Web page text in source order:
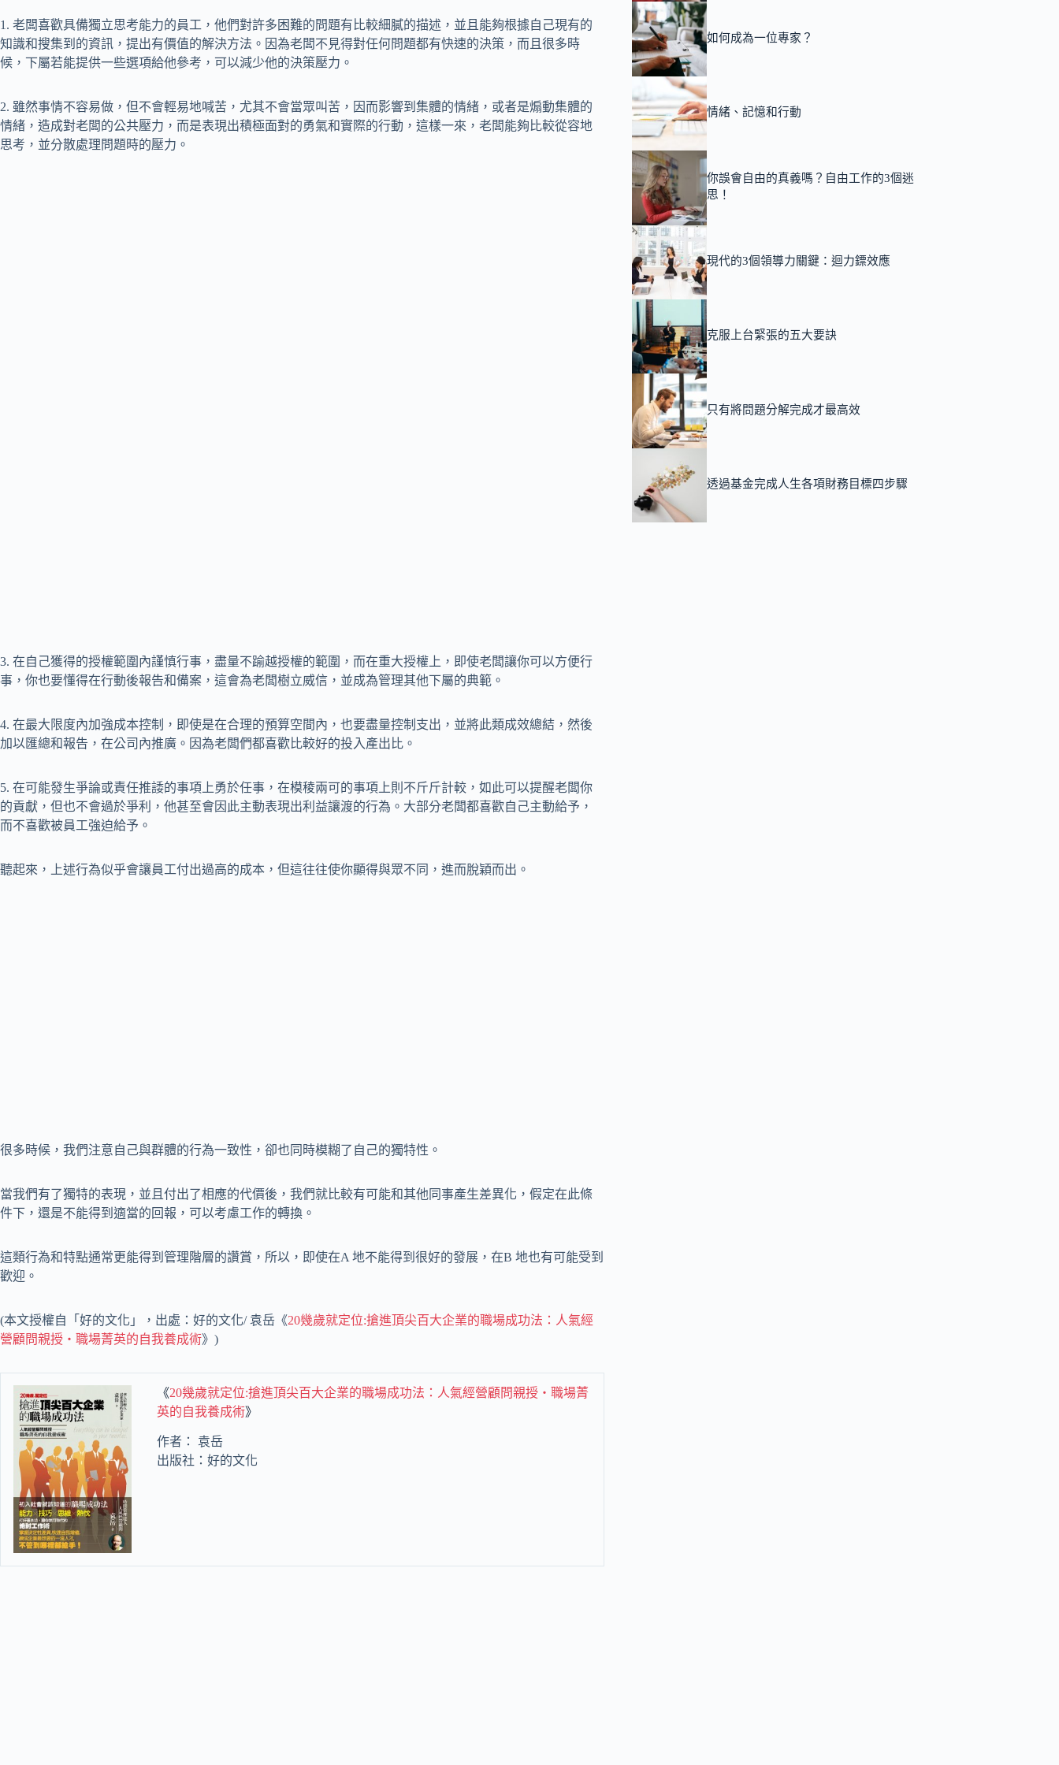
1. 老闆喜歡具備獨立思考能力的員工，他們對許多困難的問題有比較細膩的描述，並且能夠根據自己現有的
知識和搜集到的資訊，提出有價值的解決方法。因為老闆不見得對任何問題都有快速的決策，而且很多時
候，下屬若能提供一些選項給他參考，可以減少他的決策壓力。
2. 雖然事情不容易做，但不會輕易地喊苦，尤其不會當眾叫苦，因而影響到集體的情緒，或者是煽動集體的
情緒，造成對老闆的公共壓力，而是表現出積極面對的勇氣和實際的行動，這樣一來，老闆能夠比較從容地
思考，並分散處理問題時的壓力。
3. 在自己獲得的授權範圍內謹慎行事，盡量不踰越授權的範圍，而在重大授權上，即使老闆讓你可以方便行
事，你也要懂得在行動後報告和備案，這會為老闆樹立威信，並成為管理其他下屬的典範。
4. 在最大限度內加強成本控制，即使是在合理的預算空間內，也要盡量控制支出，並將此類成效總結，然後
加以匯總和報告，在公司內推廣。因為老闆們都喜歡比較好的投入產出比。
5. 在可能發生爭論或責任推諉的事項上勇於任事，在模稜兩可的事項上則不斤斤計較，如此可以提醒老闆你
的貢獻，但也不會過於爭利，他甚至會因此主動表現出利益讓渡的行為。大部分老闆都喜歡自己主動給予，
而不喜歡被員工強迫給予。
聽起來，上述行為似乎會讓員工付出過高的成本，但這往往使你顯得與眾不同，進而脫穎而出。
很多時候，我們注意自己與群體的行為一致性，卻也同時模糊了自己的獨特性。
當我們有了獨特的表現，並且付出了相應的代價後，我們就比較有可能和其他同事產生差異化，假定在此條
件下，還是不能得到適當的回報，可以考慮工作的轉換。
這類行為和特點通常更能得到管理階層的讚賞，所以，即使在A 地不能得到很好的發展，在B 地也有可能受到
歡迎。
(本文授權自「好的文化」，出處：好的文化/ 袁岳《20幾歲就定位:搶進頂尖百大企業的職場成功法：人氣經
營顧問親授‧職場菁英的自我養成術》)
《20幾歲就定位:搶進頂尖百大企業的職場成功法：人氣經營顧問親授‧職場菁
英的自我養成術》
作者： 袁岳
出版社：好的文化
如何成為一位專家？
情緒、記憶和行動
你誤會自由的真義嗎？自由工作的3個迷
思！
現代的3個領導力關鍵：迴力鏢效應
克服上台緊張的五大要訣
只有將問題分解完成才最高效
透過基金完成人生各項財務目標四步驟